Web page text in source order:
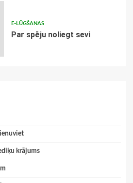
E-LŪGŠANAS
Par spēju noliegt sevi
krājums